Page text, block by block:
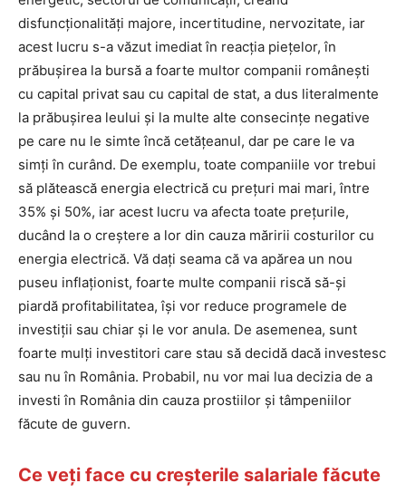
disfuncționalități majore, incertitudine, nervozitate, iar
acest lucru s-a văzut imediat în reacția piețelor, în
prăbușirea la bursă a foarte multor companii românești
cu capital privat sau cu capital de stat, a dus literalmente
la prăbușirea leului și la multe alte consecințe negative
pe care nu le simte încă cetățeanul, dar pe care le va
simți în curând. De exemplu, toate companiile vor trebui
să plătească energia electrică cu prețuri mai mari, între
35% și 50%, iar acest lucru va afecta toate prețurile,
ducând la o creștere a lor din cauza măririi costurilor cu
energia electrică. Vă dați seama că va apărea un nou
puseu inflaționist, foarte multe companii riscă să-și
piardă profitabilitatea, își vor reduce programele de
investiții sau chiar și le vor anula. De asemenea, sunt
foarte mulți investitori care stau să decidă dacă investesc
sau nu în România. Probabil, nu vor mai lua decizia de a
investi în România din cauza prostiilor și tâmpeniilor
făcute de guvern.
Ce veți face cu creșterile salariale făcute